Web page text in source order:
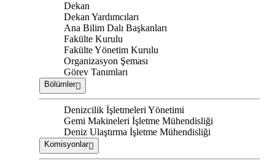
Dekan
Dekan Yardımcıları
Ana Bilim Dalı Başkanları
Fakülte Kurulu
Fakülte Yönetim Kurulu
Organizasyon Şeması
Görev Tanımları
Bölümler
Denizcilik İşletmeleri Yönetimi
Gemi Makineleri İşletme Mühendisliği
Deniz Ulaştırma İşletme Mühendisliği
Komisyonlar